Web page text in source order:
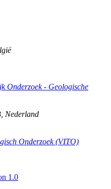
Onderzoek - Geologische
Nederland
Onderzoek (VITO)
1.0